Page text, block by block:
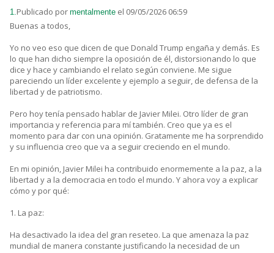
1.Publicado por mentalmente el 09/05/2026 06:59
Buenas a todos,
Yo no veo eso que dicen de que Donald Trump engaña y demás. Es
lo que han dicho siempre la oposición de él, distorsionando lo que
dice y hace y cambiando el relato según conviene. Me sigue
pareciendo un líder excelente y ejemplo a seguir, de defensa de la
libertad y de patriotismo.
Pero hoy tenía pensado hablar de Javier Milei. Otro líder de gran
importancia y referencia para mí también. Creo que ya es el
momento para dar con una opinión. Gratamente me ha sorprendido
y su influencia creo que va a seguir creciendo en el mundo.
En mi opinión, Javier Milei ha contribuido enormemente a la paz, a la
libertad y a la democracia en todo el mundo. Y ahora voy a explicar
cómo y por qué:
1. La paz:
Ha desactivado la idea del gran reseteo. La que amenaza la paz
mundial de manera constante justificando la necesidad de un